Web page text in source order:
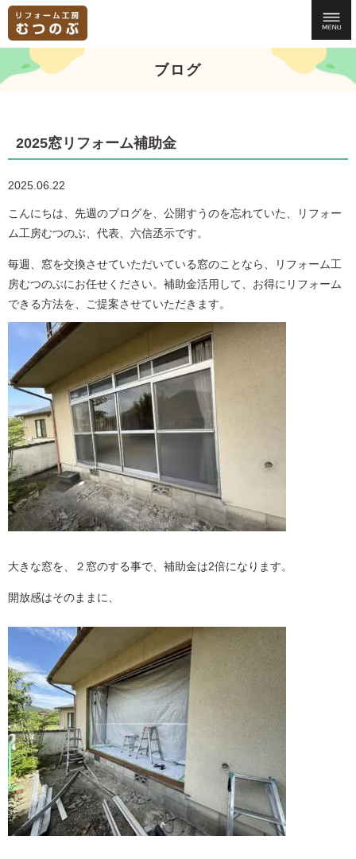
ブログ
2025窓リフォーム補助金
2025.06.22
こんにちは、先週のブログを、公開すうのを忘れていた、リフォー
ム工房むつのぶ、代表、六信丞示です。
毎週、窓を交換させていただいている窓のことなら、リフォーム工
房むつのぶにお任せください。補助金活用して、お得にリフォーム
できる方法を、ご提案させていただきます。
大きな窓を、２窓のする事で、補助金は2倍になります。
開放感はそのままに、